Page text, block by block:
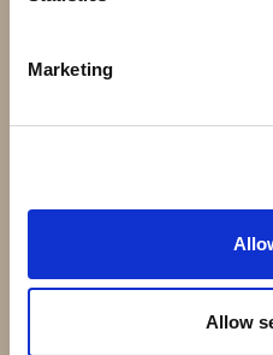
Marketing
Allow
44.153 - 100x100x30mm